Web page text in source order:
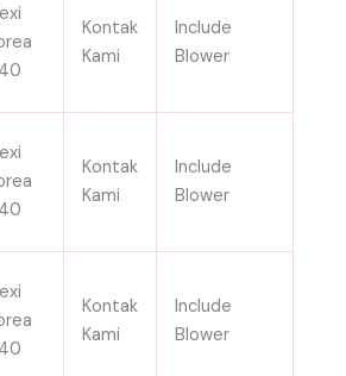
Kontak
Kami
Include
Blower
Kontak
Kami
Include
Blower
Kontak
Kami
Include
Blower